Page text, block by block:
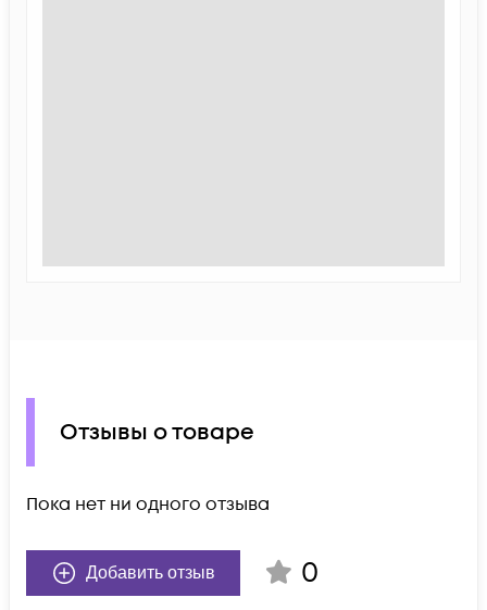
Отзывы о товаре
Пока нет ни одного отзыва
Добавить отзыв 0